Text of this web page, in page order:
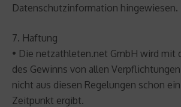
Datenschutzinformation hingewiesen.
7. Haftung
• Die netzathleten.net GmbH wird mit
des Gewinns von allen
nicht aus diesen Regelungen schon
Zeitpunkt ergibt.